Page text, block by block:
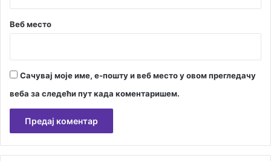
Веб место
Сачувај моје име, е-пошту и веб место у овом прегледачу
веба за следећи пут када коментаришем.